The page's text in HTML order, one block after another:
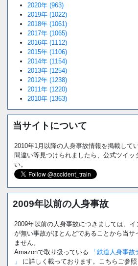
2020年 (963)
2019年 (1022)
2018年 (1061)
2017年 (1065)
2016年 (1112)
2015年 (1106)
2014年 (1154)
2013年 (1254)
2012年 (1238)
2011年 (1220)
2010年 (1363)
当サイトについて
2010年1月以降の人身事故情報を掲載してい
間違い等見つけられましたら、公式ツイッ
い。
2009年以前の人身事故
2009年以前の人身事故につきましては、
が無い事故がほとんどであることから当サ
ません。
Amazonで取り扱っている
「鉄道人身事
」
に詳しく載っております。こちらご参照